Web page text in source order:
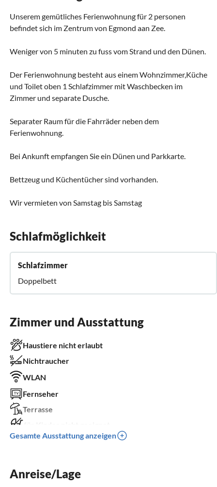
Unserem gemütliches Ferienwohnung für 2 personen
befindet sich im Zentrum von Egmond aan Zee.
Weniger von 5 minuten zu fuss vom Strand und den Dünen.
Der Ferienwohnung besteht aus einem Wohnzimmer,Küche
und Toilet oben 1 Schlafzimmer mit Waschbecken im
Zimmer und separate Dusche.
Separater Raum für die Fahrräder neben dem
Ferienwohnung.
Bei Ankunft empfangen Sie ein Dünen und Parkkarte.
Bettzeug und Küchentücher sind vorhanden.
Wir vermieten von Samstag bis Samstag
Schlafmöglichkeit
Schlafzimmer
Doppelbett
Zimmer und Ausstattung
Haustiere nicht erlaubt
Nichtraucher
WLAN
Fernseher
Terrasse
für Rollstuhl nicht geeignet
Gesamte Ausstattung anzeigen
Anreise/Lage